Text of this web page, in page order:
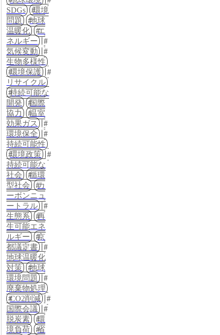
SDGs
環境
問題
地球
温暖化
エ
ネルギー
気候変動
生物多様性
環境保護
リサイクル
持続可能な
開発
国際
協力
温室
効果ガス
環境保全
持続可能性
環境政策
持続可能な
社会
循環
型社会
カ
ーボンニュ
ートラル
生態系
再
生可能エネ
ルギー
京
都議定書
地球温暖化
対策
地球
環境問題
廃棄物処理
CO2削減
国際会議
脱炭素
環
境負荷
省